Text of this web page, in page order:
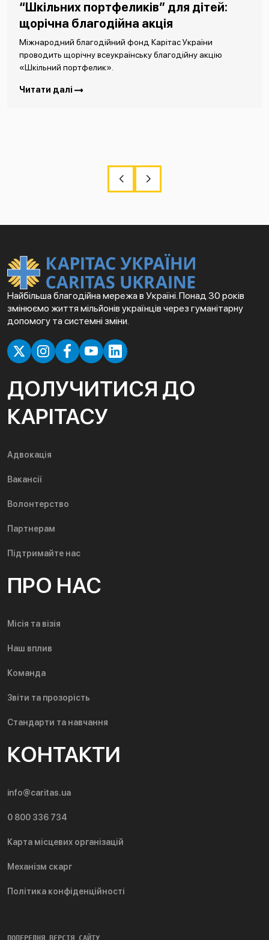
“Шкільних портфеликів” для дітей:
щорічна благодійна акція
Міжнародний благодійний фонд Карітас України
проводить щорічну всеукраїнську благодійну акцію
«Шкільний портфелик».
Читати далі
Найбільша благодійна мережа в Україні. Понад 30 років
змінюємо життя мільйонів українців через гуманітарну
допомогу та системні зміни.
ДОЛУЧИТИСЯ ДО
КАРІТАСУ
Адвокація
Вакансії
Волонтерство
Партнерам
Підтримайте нас
ПРО НАС
Місія та візія
Наш вплив
Команда
Звіти та прозорість
Стандарти та навчання
КОНТАКТИ
info@caritas.ua
0 800 336 734
Карта місцевих організацій
Механізм скарг
Політика конфіденційності
ПОПЕРЕДНЯ ВЕРСІЯ САЙТУ